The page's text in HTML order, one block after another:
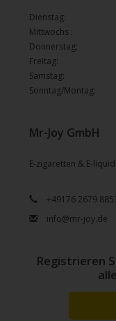
Mr-Joy GmbH
E-zigaretten & E-
+49176 2679
info@mr-joy.de
Dienstag:
Mittwochs :
Donnerstag:
Freitag:
Samstag:
Sonntag/Montag:
Registrieren